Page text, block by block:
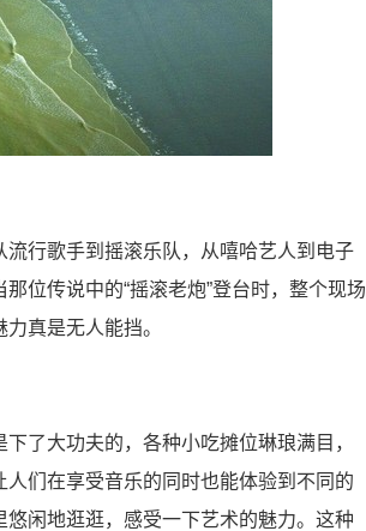
行歌手到摇滚乐队，从嘻哈艺人到电子
位传说中的“摇滚老炮”登台时，整个现场
真是无人能挡。
了大功夫的，各种小吃摊位琳琅满目，
们在享受音乐的同时也能体验到不同的
闲地逛逛，感受一下艺术的魅力。这种